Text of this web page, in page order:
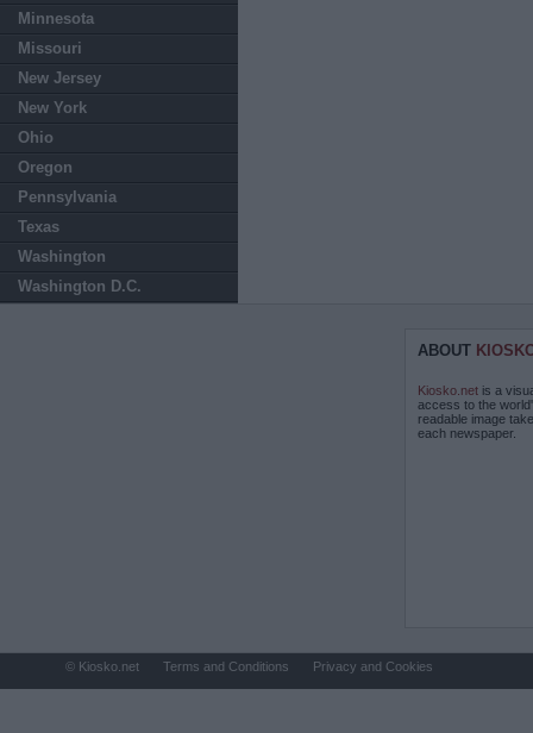
Minnesota
Missouri
New Jersey
New York
Ohio
Oregon
Pennsylvania
Texas
Washington
Washington D.C.
ABOUT
Kiosko.net is a
access to the
readable image
each newspaper.
© Kiosko.net Terms and Conditions Privacy and Cookies